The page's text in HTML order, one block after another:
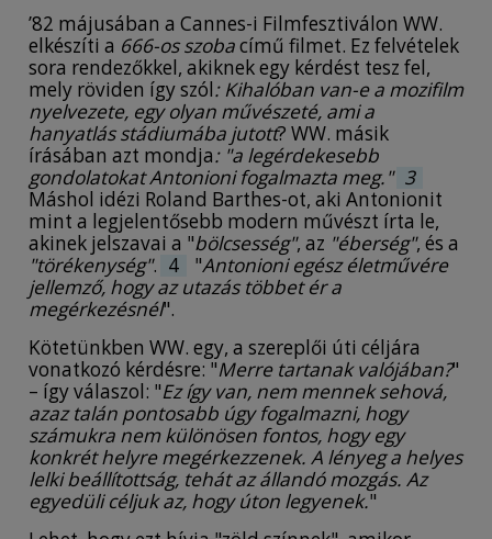
’82 májusában a Cannes-i Filmfesztiválon WW.
elkészíti a 666-os szobacímű filmet. Ez felvételek
sora rendezőkkel, akiknek egy kérdést tesz fel,
mely röviden így szól: Kihalóban van-e a mozifilm
nyelvezete, egy olyan művészeté, ami a
hanyatlás stádiumába jutott? WW. másik
írásában azt mondja: "a legérdekesebb
gondolatokat Antonioni fogalmazta meg." 3
Máshol idézi Roland Barthes-ot, aki Antonionit
mint a legjelentősebb modern művészt írta le,
akinek jelszavai a "bölcsesség", az "éberség", és a
"törékenység". 4 "Antonioni egész életművére
jellemző, hogy az utazás többet ér a
megérkezésnél".
Kötetünkben WW. egy, a szereplői úti céljára
vonatkozó kérdésre: "Merre tartanak valójában?"
– így válaszol: "Ez így van, nem mennek sehová,
azaz talán pontosabb úgy fogalmazni, hogy
számukra nem különösen fontos, hogy egy
konkrét helyre megérkezzenek. A lényeg a helyes
lelki beállítottság, tehát az állandó mozgás. Az
egyedüli céljuk az, hogy úton legyenek."